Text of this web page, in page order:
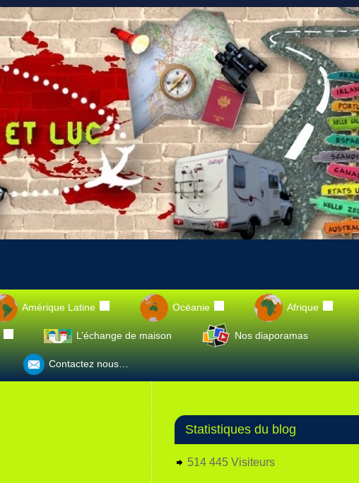
Amérique Latine Océanie Afrique
L’échange de maison Nos diaporamas
Contactez nous…
Statistiques du blog
514 445 Visiteurs